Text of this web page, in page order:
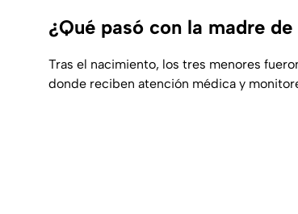
¿Qué pasó con la madre
Tras el nacimiento, los tres menores
donde reciben atención médica y